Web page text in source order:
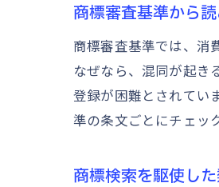
商標審査基準から
商標審査基準では、消
なぜなら、混同が起き
登録が困難とされてい
準の条文ごとにチェッ
商標検索を駆使し